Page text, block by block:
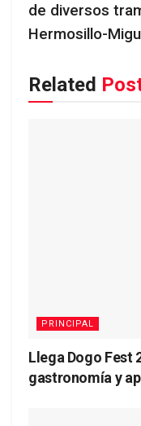
de diversos
Hermosillo-
Related
PRINCIPAL
Llega Dogo Fest
gastronomía y